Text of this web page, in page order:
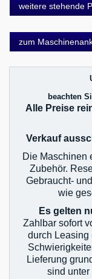
weitere stehende
zum
beachten
Alle Preise
Verkauf
Die Maschinen
Zubehör.
Gebraucht-
wie
Es gelten
Zahlbar sofort
durch Leasing
Lieferung
sind unter